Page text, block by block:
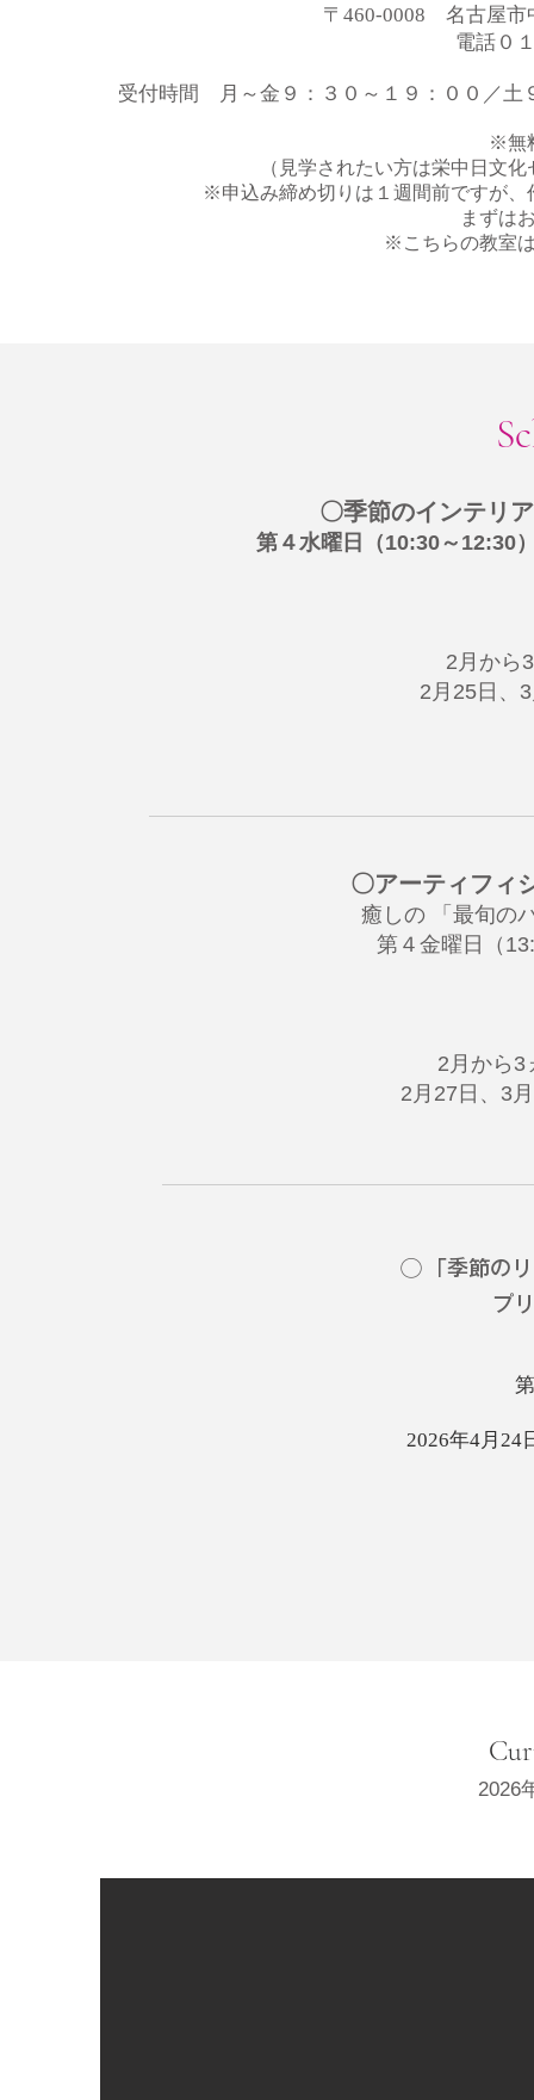
〒460-0008 名古屋
電話０
受付時間 月～金９：３０～１９：００／土
※無
（見学されたい方は栄中日文
※申込み締め切りは１週間前ですが
まずは
※こちらの教室
〇季節のインテリ
第４水曜日（10:30～12:30
2月から
2月25日、
〇アーティフィ
癒しの 「最旬の
第４金曜日（
2月から3
2月27日、3
◯
「季節の
プ
2026年4月24
2026